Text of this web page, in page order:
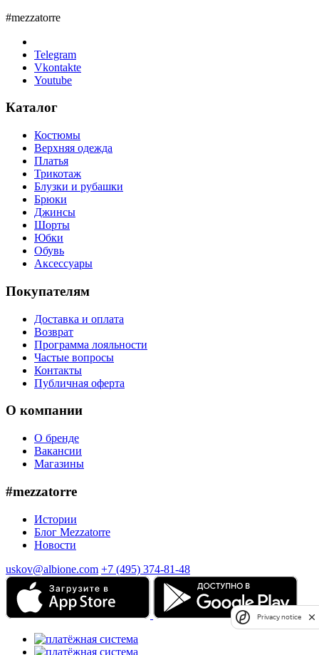
#mezzatorre
Telegram
Vkontakte
Youtube
Каталог
Костюмы
Верхняя одежда
Платья
Трикотаж
Блузки и рубашки
Брюки
Джинсы
Шорты
Юбки
Обувь
Аксессуары
Покупателям
Доставка и оплата
Возврат
Программа лояльности
Частые вопросы
Контакты
Публичная оферта
О компании
О бренде
Вакансии
Магазины
#mezzatorre
Истории
Блог Mezzatorre
Новости
uskov@albione.com +7 (495) 374-81-48
Privacy notice